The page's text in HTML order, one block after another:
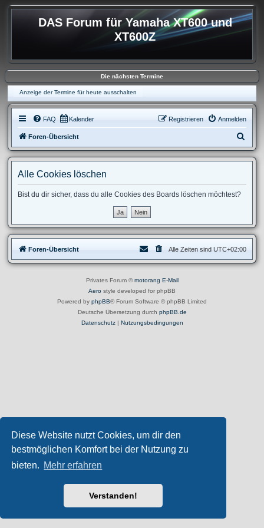
Diese Website nutzt Cookies, um dir den
bestmöglichen Komfort bei der Nutzung zu
bieten. Mehr erfahren
Verstanden!
DAS Forum für Yamaha XT600 und
XT600Z
Die nächsten Termine
Anzeige der Termine für heute ausschalten
FAQ Kalender Anmelden
Registrieren
Foren-Übersicht
u
Alle Cookies löschen
Bist du dir sicher, dass du alle Cookies des Boards löschen möchtest?
Foren-Übersicht Alle Zeiten sind UTC+02:00
Privates Forum ©motorang E-Mail
Aero style developed for phpBB
Powered by phpBB® Forum Software © phpBB Limited
Deutsche Übersetzung durch phpBB.de
Datenschutz| Nutzungsbedingungen